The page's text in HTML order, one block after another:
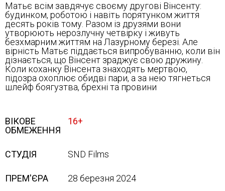
Матьє всім завдячує своєму другові Вінсенту:
будинком, роботою і навіть порятунком життя
десять років тому. Разом із друзями вони
утворюють нерозлучну четвірку і живуть
безхмарним життям на Лазурному березі. Але
вірність Матьє піддається випробуванню, коли він
дізнається, що Вінсент зраджує свою дружину.
Коли коханку Вінсента знаходять мертвою,
підозра охоплює обидві пари, а за нею тягнеться
шлейф боягузтва, брехні та провини
ВІКОВЕ
ОБМЕЖЕННЯ
16+
СТУДІЯ SND Films
ПРЕМ'ЄРА 28 березня 2024